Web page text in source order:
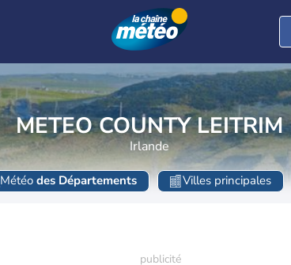
METEO COUNTY LEITRIM
Irlande
Météo des Départements Villes principales